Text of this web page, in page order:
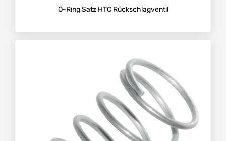
O-Ring Satz HTC Rückschlagventil